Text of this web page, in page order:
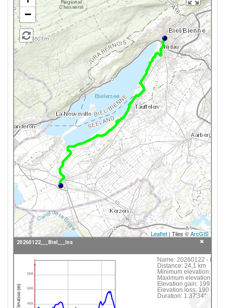
−
Leaflet | Tiles ©ArcGIS
450
500
550
Elevation (m)
Name: 20260122 - Biel -
Distance: 24,1 km
Minimum elevation:
Maximum elevation:
Elevation gain: 199 m
Elevation loss: 190 m
Duration: 1:37'34"
20260122___Biel___Ins
Click following button or element on the map to
see information about it.